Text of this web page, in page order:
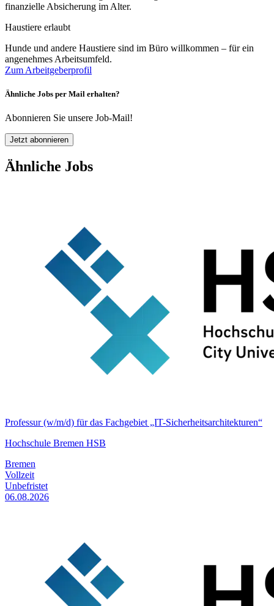
finanzielle Absicherung im Alter.
Haustiere erlaubt
Hunde und andere Haustiere sind im Büro willkommen – für ein
angenehmes Arbeitsumfeld.
Zum Arbeitgeberprofil
Ähnliche Jobs per Mail erhalten?
Abonnieren Sie unsere Job-Mail!
Jetzt abonnieren
Ähnliche Jobs
Professur (w/m/d) für das Fachgebiet „IT-Sicherheitsarchitekturen“
Hochschule Bremen HSB
Bremen
Vollzeit
Unbefristet
06.08.2026